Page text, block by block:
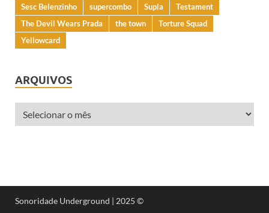
Sesc Belenzinho
supercombo Supla
Testament
The Devil Wears Prada
the town
Torture Squad
Yellowcard
ARQUIVOS
Sonoridade Underground | 2025 ©